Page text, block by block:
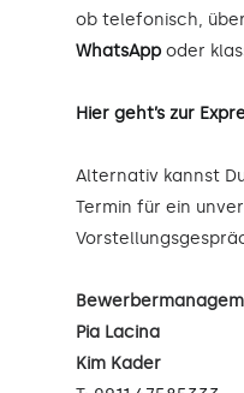
ob telefonisch,
WhatsApp oder
Hier geht’s zur
Alternativ kannst
Termin für ein
Pia Lacina
Kim Kader